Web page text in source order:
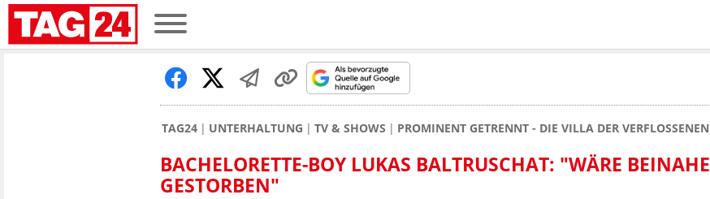
TAG24 UNTERHALTUNG TV & SHOWS PROMINENT GETRENNT - DIE VILLA DER VERFLOSSENEN
BACHELORETTE-BOY LUKAS BALTRUSCHAT: "WÄRE BEINAHE
GESTORBEN"